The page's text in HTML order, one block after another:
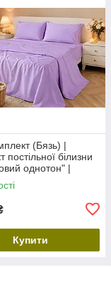
(Бязь) |
постільної білизни
однотон" |
240х220 см
Купити